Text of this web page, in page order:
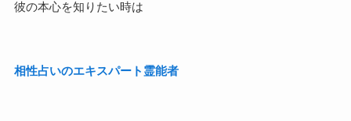
彼の本心を知りたい時は
相性占いのエキスパート霊能者